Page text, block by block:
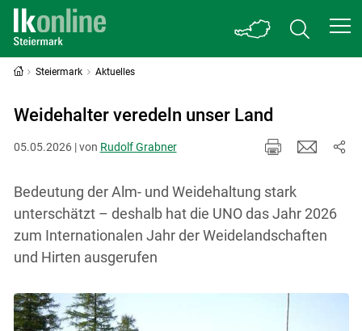
Steiermark Aktuelles
Weidehalter veredeln unser Land
05.05.2026 | von Rudolf Grabner
Bedeutung der Alm- und Weidehaltung stark
unterschätzt – deshalb hat die UNO das Jahr 2026
zum Internationalen Jahr der Weidelandschaften
und Hirten ausgerufen